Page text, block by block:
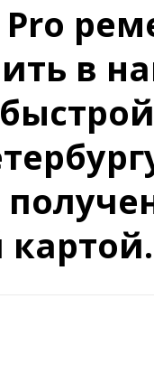
Pro
в
картой.